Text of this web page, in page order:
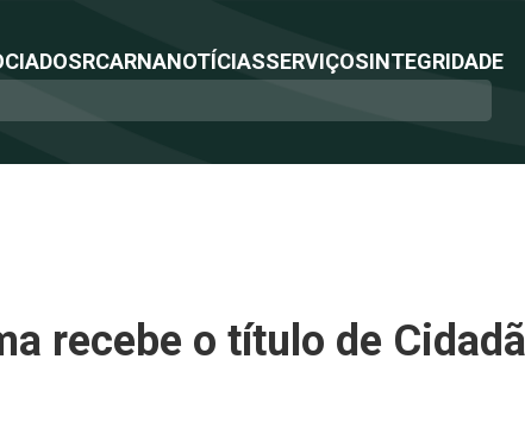
RCARNANOTÍCIASSERVIÇOSINTEGRIDADE
recebe o título de